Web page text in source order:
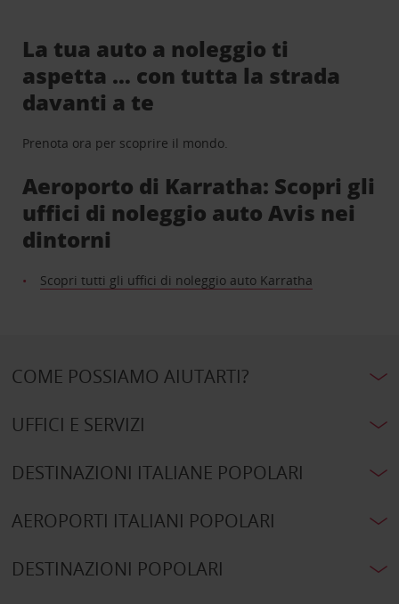
La tua auto a noleggio ti
aspetta … con tutta la strada
davanti a te
Prenota ora per scoprire il mondo.
Aeroporto di Karratha: Scopri gli
uffici di noleggio auto Avis nei
dintorni
Scopri tutti gli uffici di noleggio auto Karratha
COME POSSIAMO AIUTARTI?
UFFICI E SERVIZI
DESTINAZIONI ITALIANE POPOLARI
AEROPORTI ITALIANI POPOLARI
DESTINAZIONI POPOLARI